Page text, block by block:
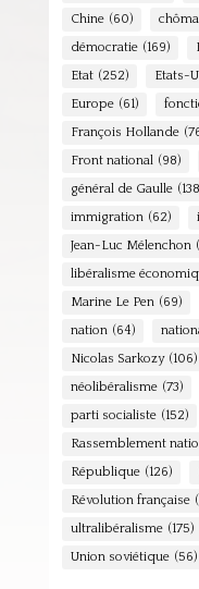
Chine (60)
démocratie (169)
Etat (252) Etats-
Europe (61)
François Hollande
Front national (98)
général de Gaulle
immigration (62)
Jean-Luc Mélenchon
libéralisme
Marine Le Pen (69)
nation (64)
Nicolas Sarkozy (106)
néolibéralisme (73)
parti socialiste (152)
Rassemblement
République (126)
Révolution française
ultralibéralisme (175)
Union soviétique (56)